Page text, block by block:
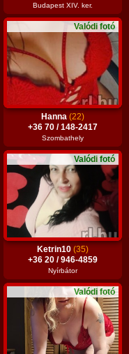
Budapest XIV. ker.
Valódi fotó
Hanna (22)
+36 70 / 148-2417
Szombathely
Valódi fotó
Ketrin10 (35)
+36 20 / 946-4859
Nyírbátor
Valódi fotó